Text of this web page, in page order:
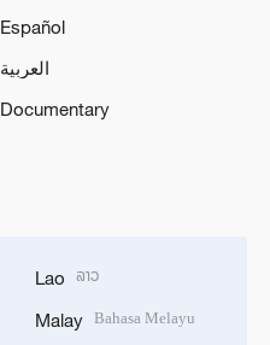
Español
العربية
Documentary
Lao ລາວ
Malay Bahasa Melayu